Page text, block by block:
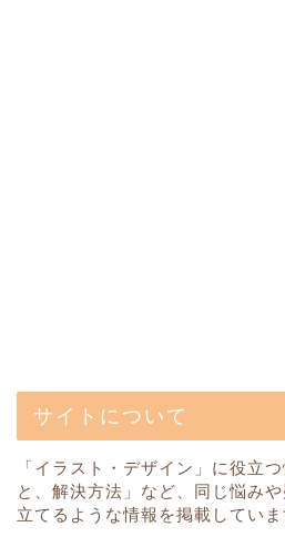
サイトについて
「イラスト・デザイン」に役立
と、解決方法」など、同じ悩み
立てるような情報を掲載していま